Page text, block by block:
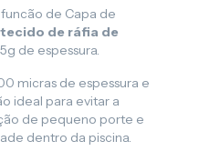
de Capa de
tecido de ráfia de
de espessura.
micras de espessura e
ideal para evitar a
de pequeno porte e
dentro da piscina.